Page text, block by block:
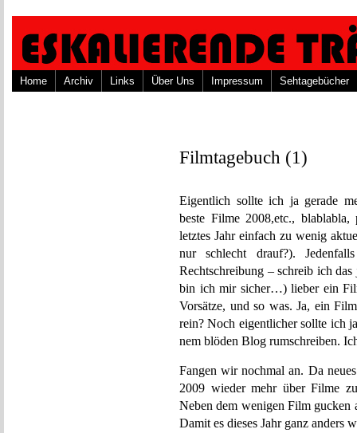
Home Archiv Links Über Uns Impressum Sehtagebücher
Filmtagebuch (1)
Eigentlich sollte ich ja gerade
beste Filme 2008,etc.,
letztes Jahr einfach zu wenig
nur schlecht drauf?).
Rechtschreibung – schreib ich
bin ich mir sicher…) lieber ein
Vorsätze, und so was. Ja, ein
rein? Noch eigentlicher sollte ich
nem blöden Blog rumschreiben.
Fangen wir nochmal an. Da
2009 wieder mehr über Filme
Neben dem wenigen Film gucken
Damit es dieses Jahr ganz anders